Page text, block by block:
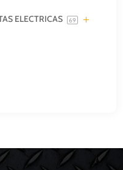
ELECTRICAS 69